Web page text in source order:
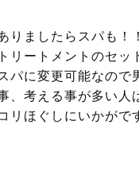
りましたらスパも！
リートメントのセッ
パに変更可能なので
、考える事が多い人
リほぐしにいかがで